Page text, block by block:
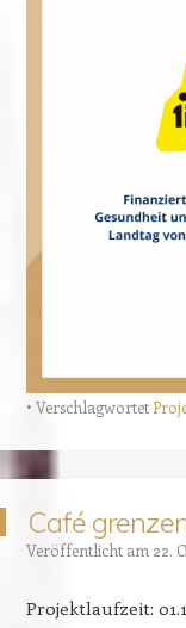
Verschlagwortet
Café
Veröffentlicht am 22.
Projektlaufzeit: